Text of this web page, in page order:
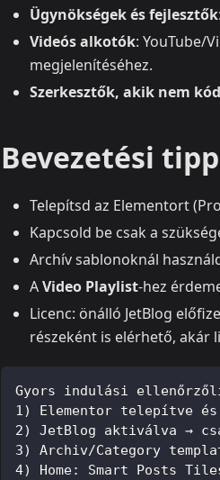
Ügynökségek és fejlesztők
Videós alkotók: YouTube/
megjelenítéséhez.
Szerkesztők, akik nem
Bevezetési
Telepítsd az Elementort
Kapcsold be csak a
Archív sablonoknál
AVideo Playlist‑hez
Licenc: önálló JetBlog
részeként is elérhető, akár
Gyors indulási
1) Elementor telepítve
2) JetBlog aktiválva →
3) Archiv/Category
4) Home: Smart Posts